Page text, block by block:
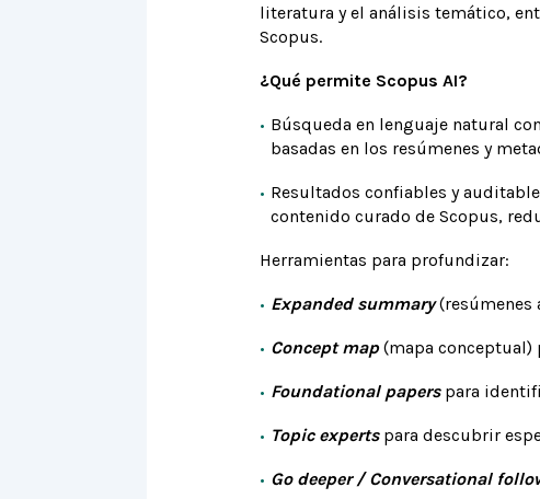
literatura y el análisis temático,
Scopus.
¿Qué permite Scopus AI?
Búsqueda en lenguaje natural
basadas en los resúmenes y
Resultados confiables y
contenido curado de Scopus,
Herramientas para profundizar:
Expanded summary(resúmenes
Concept map(mapa conceptual)
Foundational paperspara
Topic expertspara descubrir
Go deeper / Conversational